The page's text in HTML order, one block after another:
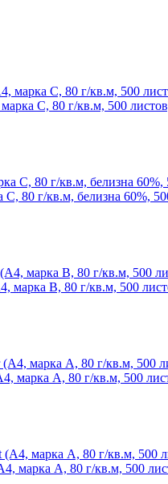
C, 80 г/кв.м, 500
80 г/кв.м, белизна 60%,
марка B, 80 г/кв.м, 500
марка A, 80 г/кв.м, 500
марка A, 80 г/кв.м, 500